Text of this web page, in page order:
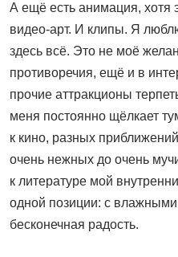
А ещё есть анимация, хотя
видео-арт. И клипы. Я
здесь всё. Это не моё
противоречия, ещё и в
прочие аттрак­ционы
меня постоянно щёлкает
к кино, разных
очень нежных до очень
к литературе мой
одной позиции: с
бесконечная радость.